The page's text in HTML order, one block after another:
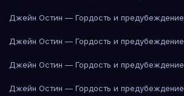
Джейн Остин — Гордость и предубеждение
Джейн Остин — Гордость и предубеждение
Джейн Остин — Гордость и предубеждение
Джейн Остин — Гордость и предубеждение